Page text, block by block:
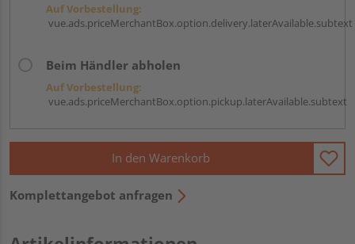
Auf Vorbestellung:
vue.ads.priceMerchantBox.option.delivery.laterAvailable.subtext
Beim Händler abholen
Auf Vorbestellung:
vue.ads.priceMerchantBox.option.pickup.laterAvailable.subtext
In den Warenkorb
Komplettangebot anfragen